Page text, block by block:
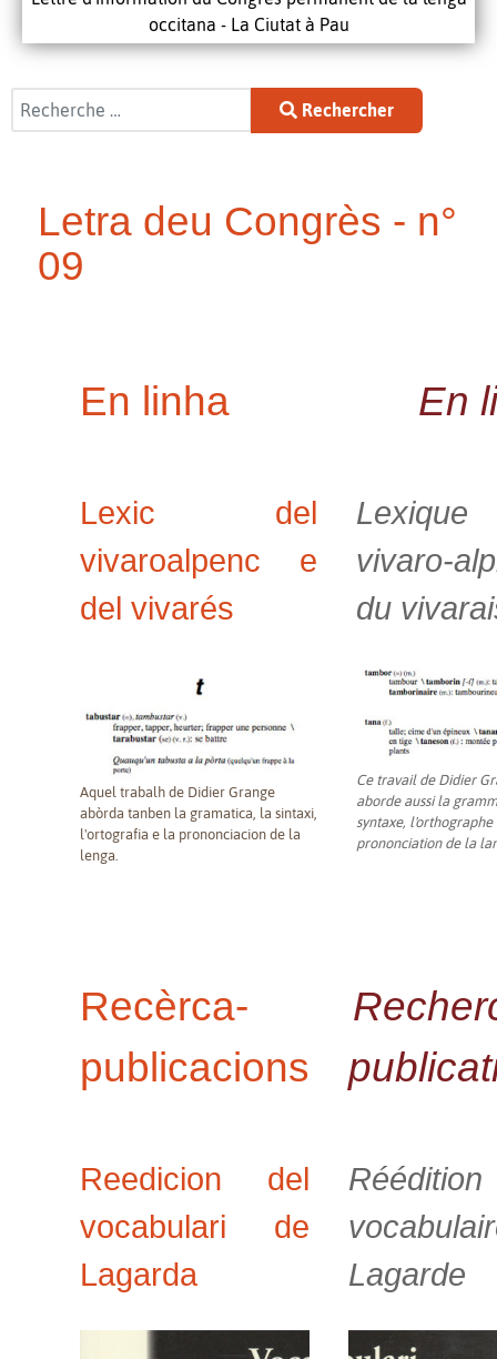
occitana - La Ciutat à Pau
Rechercher
Rechercher
Letra deu Congrès - n°
09
En linha En
Lexic del
vivaroalpenc e
del vivarés
vivaro-
du
Aquel trabalh de Didier Grange
abòrda tanben la gramatica, la sintaxi,
l'ortografia e la prononciacion de la
lenga.
Ce travail de Didier
aborde aussi la
syntaxe, l'orthographe
prononciation de la
Recèrca-
publicacions
Reedicion del
vocabulari de
Lagarda
Lagarde